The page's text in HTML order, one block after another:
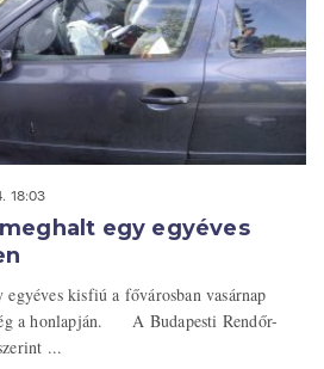
18:03
egy egyéves
kisfiú a fővárosban vasárnap
a honlapján. A Budapesti Rendőr-
...